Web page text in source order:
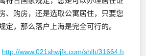
、购房，还是选取公寓居住，只要您
定，那么落户上海是完全可行的。
http://www.021shwjfk.com/shlh/31664.h